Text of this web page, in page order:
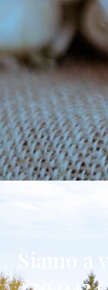
Siamo a